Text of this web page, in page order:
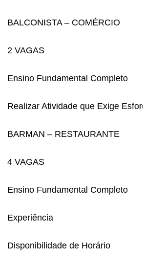
BALCONISTA – COMÉRCIO
2 VAGAS
Ensino Fundamental Completo
Realizar Atividade que Exige
BARMAN – RESTAURANTE
4 VAGAS
Ensino Fundamental Completo
Experiência
Disponibilidade de Horário